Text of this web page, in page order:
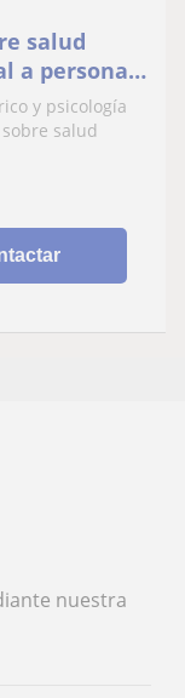
salud
a personas
e
y psicología
salud
nuestra